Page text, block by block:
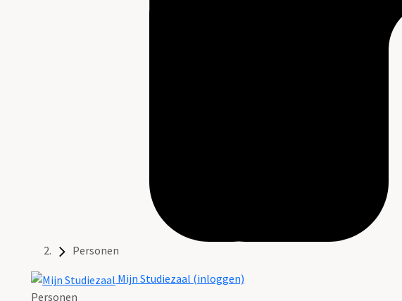
Personen
Mijn Studiezaal (inloggen)
Personen